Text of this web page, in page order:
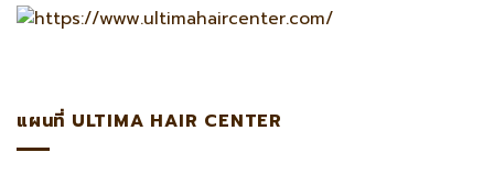
แผนที่ ULTIMA HAIR CENTER